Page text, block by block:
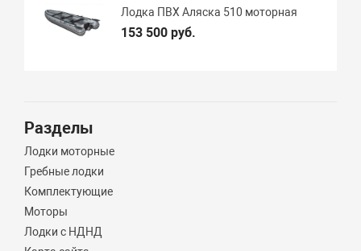
Лодка ПВХ Аляска 510 моторная
153 500 руб.
Разделы
Лодки моторные
Гребные лодки
Комплектующие
Моторы
Лодки с НДНД